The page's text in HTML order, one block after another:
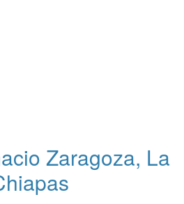
Zaragoza, La